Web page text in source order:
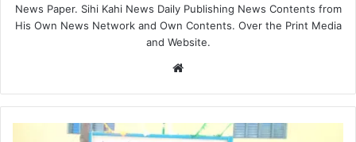
News Paper. Sihi Kahi News Daily Publishing News Contents from
His Own News Network and Own Contents. Over the Print Media
and Website.
Website